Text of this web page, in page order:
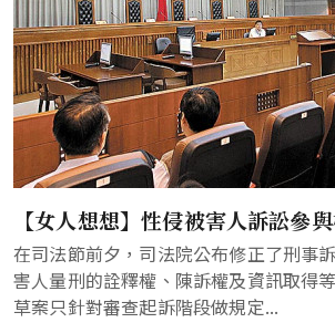
【女人想想】性侵被害人訴訟參
在司法節前夕，司法院公布修正了刑事
害人量刑的詮釋權、陳訴權及資訊取得
草案只針對審查起訴階段做規定...